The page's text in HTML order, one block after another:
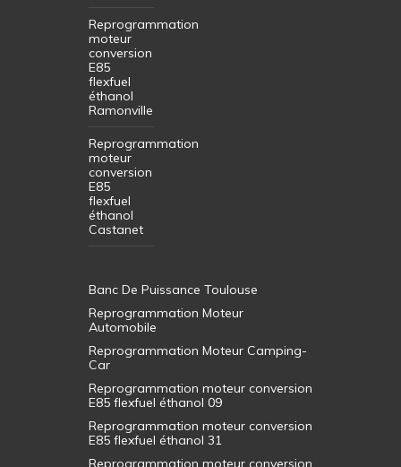
Reprogrammation
moteur
conversion
E85
flexfuel
éthanol
Ramonville
Reprogrammation
moteur
conversion
E85
flexfuel
éthanol
Castanet
Banc De Puissance Toulouse
Reprogrammation Moteur
Automobile
Reprogrammation Moteur Camping-
Car
Reprogrammation moteur conversion
E85 flexfuel éthanol 09
Reprogrammation moteur conversion
E85 flexfuel éthanol 31
Reprogrammation moteur conversion